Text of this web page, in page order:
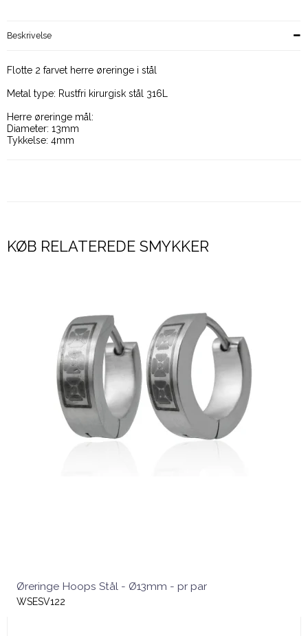
Beskrivelse
Flotte 2 farvet herre øreringe i stål
Metal type: Rustfri kirurgisk stål 316L
Herre øreringe mål:
Diameter: 13mm
Tykkelse: 4mm
KØB RELATEREDE SMYKKER
Øreringe Hoops Stål - Ø13mm - pr par
WSESV122